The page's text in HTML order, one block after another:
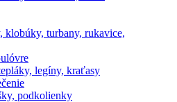
klobúky, turbany, rukavice,
legíny, kraťasy
podkolienky